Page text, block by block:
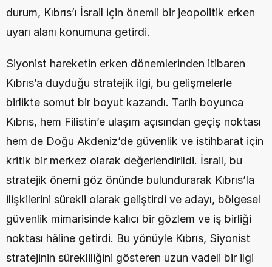
durum, Kıbrıs’ı İsrail için önemli bir jeopolitik erken
uyarı alanı konumuna getirdi.
Siyonist hareketin erken dönemlerinden itibaren
Kıbrıs’a duyduğu stratejik ilgi, bu gelişmelerle
birlikte somut bir boyut kazandı. Tarih boyunca
Kıbrıs, hem Filistin’e ulaşım açısından geçiş noktası
hem de Doğu Akdeniz’de güvenlik ve istihbarat için
kritik bir merkez olarak değerlendirildi. İsrail, bu
stratejik önemi göz önünde bulundurarak Kıbrıs’la
ilişkilerini sürekli olarak geliştirdi ve adayı, bölgesel
güvenlik mimarisinde kalıcı bir gözlem ve iş birliği
noktası hâline getirdi. Bu yönüyle Kıbrıs, Siyonist
stratejinin sürekliliğini gösteren uzun vadeli bir ilgi